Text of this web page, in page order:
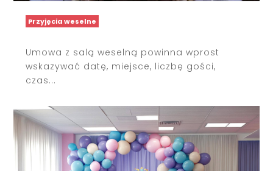
Przyjęcia weselne
Umowa z salą weselną powinna wprost
wskazywać datę, miejsce, liczbę gości,
czas...